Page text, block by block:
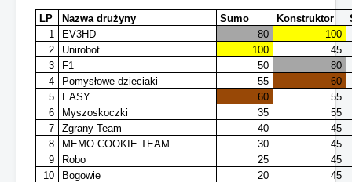
Sezon 2014/2015
Jesteś tutaj: Start
Sezon 2016/2017
KWR Liga 2016
Wyniki zawodów KWR Liga 2016
LP Nazwa drużyny Sumo Konstruktor
1
EV3HD 80
100
2
Unirobot 100
45
3
F1 50
80
4
Pomysłowe dzieciaki 55
60
5
EASY 60
55
6
Myszoskoczki 35
55
7
Zgrany Team 40
45
8
MEMO COOKIE TEAM 30
45
9
Robo 25
45
10
Bogowie 20
45